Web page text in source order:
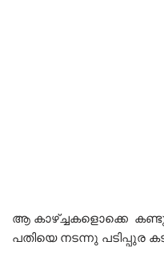
ആ കാഴ്ച്ചകളൊക്കെ കണ്ടു
പതിയെ നടന്നു പടിപ്പുര